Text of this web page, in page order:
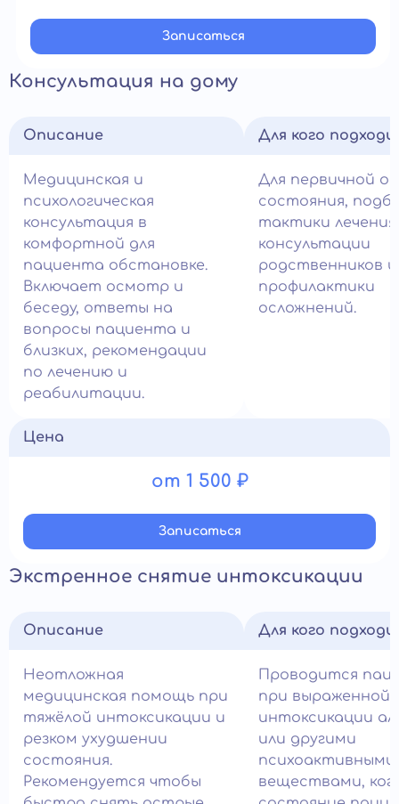
Записатьcя
Консультация на дому
Описание
Медицинская и
психологическая
консультация в
комфортной для
пациента обстановке.
Включает осмотр и
беседу, ответы на
вопросы пациента и
близких, рекомендации
по лечению и
реабилитации.
Для кого
Для первичной
состояния,
тактики лечения,
консультации
родственников и
профилактики
осложнений.
Цена
от 1 500 ₽
Записатьcя
Экстренное снятие интоксикации
Описание
Неотложная
медицинская помощь при
тяжёлой интоксикации и
резком ухудшении
состояния.
Рекомендуется чтобы
Для кого
Проводится
при выраженной
интоксикации
или другими
психоактивными
веществами,